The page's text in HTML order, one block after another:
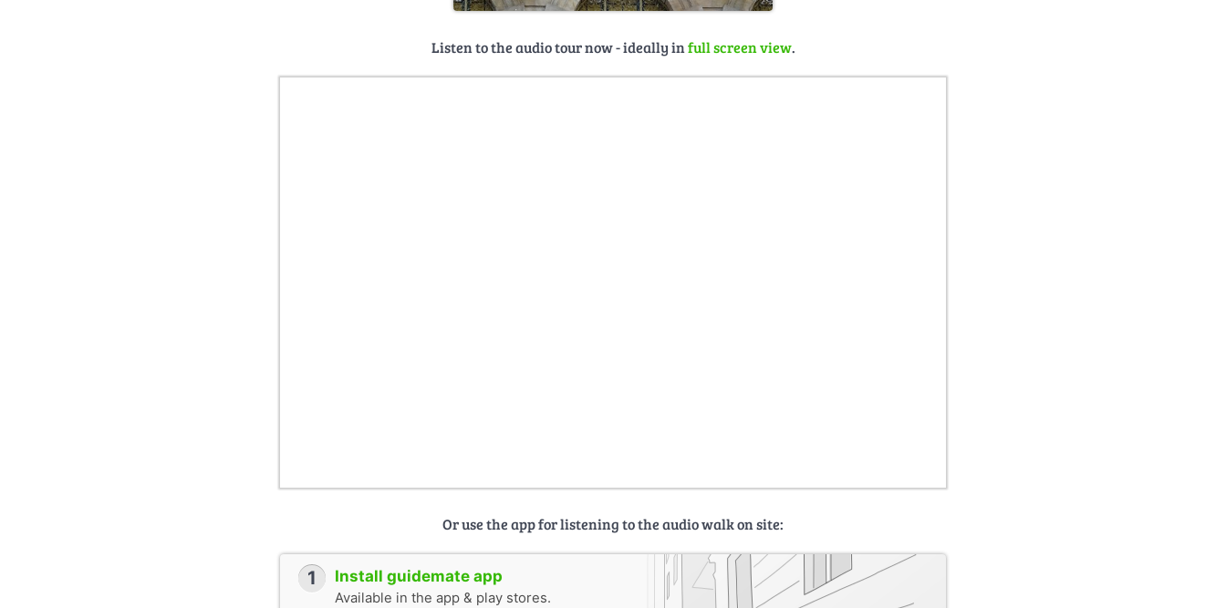
Listen to the audio tour now - ideally infull screen view.
Or use the app for listening to the audio walk on site:
1 Install guidemate app
Available in the app & play stores.